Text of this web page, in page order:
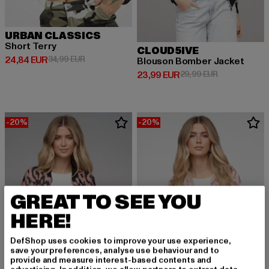
URBAN CLASSICS
Short Terry
24,84 EUR
Derzeitiger Preis: 24,84 EUR
34,99 EURAktionspreis: 34,99 EUR
CLOUD5IVE
Blouson Bomber Jacket
23,99 EUR
Derzeitiger Preis: 23,99 EUR
29,99 EURAktionspreis:
-20% -20%
GREAT TO SEE YOU
HERE!
DefShop uses cookies to improve your use experience,
save your preferences, analyse use behaviour and to
provide and measure interest-based contents and